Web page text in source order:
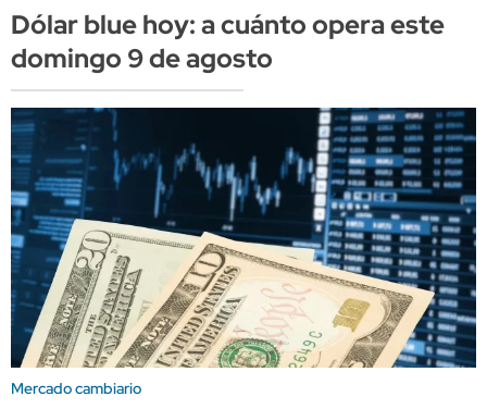
Dólar blue hoy: a cuánto opera este
domingo 9 de agosto
Mercado cambiario